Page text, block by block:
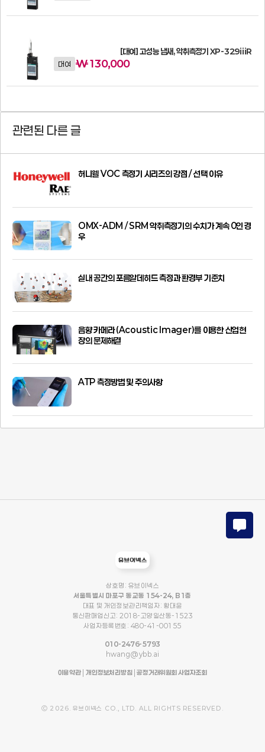
[대여] 고성능 냄새, 악취측정기 XP-329iiiR
대여 ₩130,000
관련된 다른 글
허니웰 VOC 측정기 시리즈의 강점 / 선택 이유
OMX-ADM / SRM 악취측정기의 수치가 계속 0인 경
우
실내 공간의 포름알데히드 측정과 환경부 기준치
음향 카메라 (Acoustic Imager)를 이용한 산업현
장의 문제해결
ATP 측정방법 및 주의사항
상호명: 유브이넥스
서울특별시 마포구 동교동 154-24, B1층
대표 및 개인정보관리책임자: 황대윤
통신판매업신고: 2018-고양일산동-1523
사업자등록번호: 480-41-00155
010-2476-5793
hwang@ybb.ai
이용약관|개인정보처리방침 공정거래위원회 사업자조회
Ⓒ 2026. 유브이넥스 CO., LTD. ALL RIGHTS RESERVED.